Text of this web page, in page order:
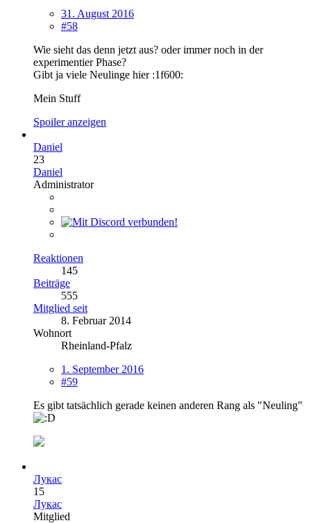
31. August 2016
#58
Wie sieht das denn jetzt aus? oder immer noch in der
experimentier Phase?
Gibt ja viele Neulinge hier :1f600:
Mein Stuff
Spoiler anzeigen
Daniel
23
Daniel
Administrator
Reaktionen
145
Beiträge
555
Mitglied seit
8. Februar 2014
Wohnort
Rheinland-Pfalz
1. September 2016
#59
Es gibt tatsächlich gerade keinen anderen Rang als "Neuling"
Лукас
15
Лукас
Mitglied